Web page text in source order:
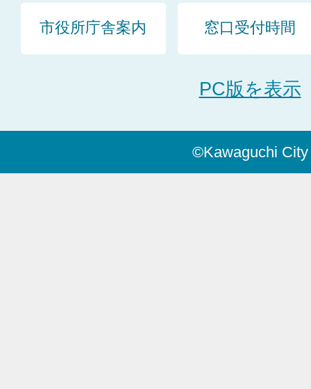
市役所庁舎案内 窓口受付時間
PC版を表示
©Kawaguchi City